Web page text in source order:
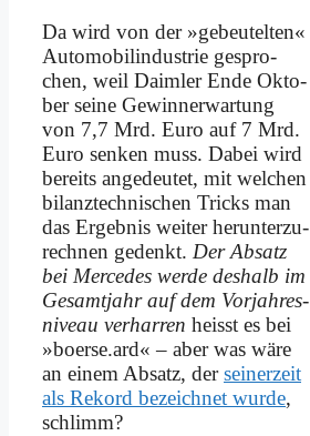
Da wird von der »ge­beu­tel­ten«
Au­to­mo­bil­in­du­strie ge­spro­
chen, weil Daim­ler En­de Ok­to­
ber sei­ne Ge­winn­erwar­tung
von 7,7 Mrd. Eu­ro auf 7 Mrd.
Eu­ro sen­ken muss. Da­bei wird
be­reits an­ge­deu­tet, mit wel­chen
bi­lanz­tech­ni­schen Tricks man
das Er­geb­nis wei­ter her­un­ter­zu­
rech­nen ge­denkt. Der Ab­satz
bei Mer­ce­des wer­de des­halb im
Ge­samt­jahr auf dem Vor­jah­res­
ni­veau ver­har­ren heisst es bei
»boerse.ard« – aber was wä­re
an ei­nem Ab­satz, dersei­ner­zeit
als Re­kord be­zeich­net wur­de,
schlimm?